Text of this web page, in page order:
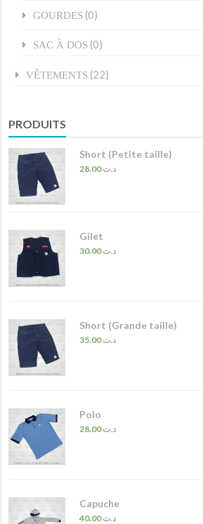
GOURDES (0)
SAC À DOS (0)
VÊTEMENTS (22)
PRODUITS
Short (Petite taille)
28.00د.ت
Gilet
30.00د.ت
Short (Grande taille)
35.00د.ت
Polo
28.00د.ت
Capuche
40.00د.ت